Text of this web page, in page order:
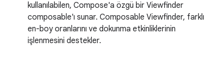
kullanılabilen, Compose'a özgü bir Viewfinder
composable'ı sunar. Composable Viewfinder, farklı
en-boy oranlarını ve dokunma etkinliklerinin
işlenmesini destekler.